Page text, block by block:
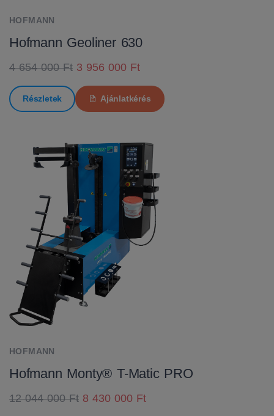
HOFMANN
Hofmann Geoliner 630
4 654 000 Ft 3 956 000 Ft
Részletek Ajánlatkérés
HOFMANN
Hofmann Monty® T-Matic PRO
12 044 000 Ft 8 430 000 Ft